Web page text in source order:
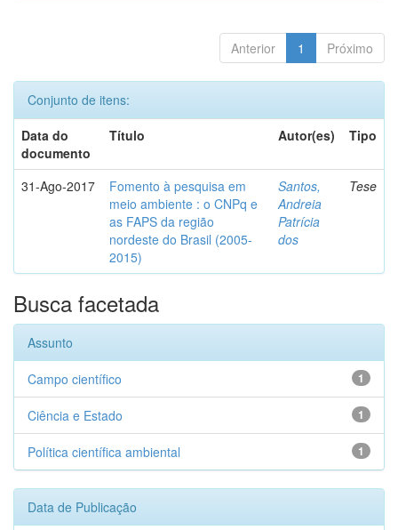
Anterior 1 Próximo
Conjunto de itens:
Data do
documento
Título Autor(es) Tipo
31-Ago-2017
Fomento à pesquisa em
meio ambiente : o CNPq e
as FAPS da região
nordeste do Brasil (2005-
2015)
Santos,
Andreia
Patrícia
dos
Tese
Busca facetada
Assunto
1
Campo científico
1
Ciência e Estado
1
Política científica ambiental
Data de Publicação